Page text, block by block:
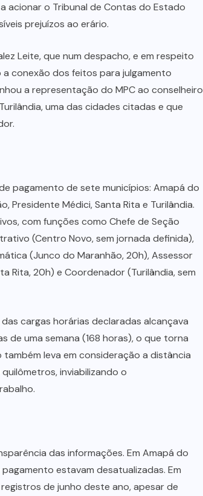
acionar o Tribunal de Contas do Estado
prejuízos ao erário.
Leite, que num despacho, e em respeito
conexão dos feitos para julgamento
a representação do MPC ao conselheiro
uma das cidades citadas e que
pagamento de sete municípios: Amapá do
Presidente Médici, Santa Rita e Turilândia.
com funções como Chefe de Seção
(Centro Novo, sem jornada definida),
(Junco do Maranhão, 20h), Assessor
Rita, 20h) e Coordenador (Turilândia, sem
cargas horárias declaradas alcançava
de uma semana (168 horas), o que torna
leva em consideração a distância
inviabilizando o
das informações. Em Amapá do
estavam desatualizadas. Em
de junho deste ano, apesar de